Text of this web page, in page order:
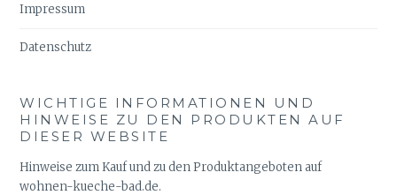
Impressum
Datenschutz
WICHTIGE INFORMATIONEN UND
HINWEISE ZU DEN PRODUKTEN AUF
DIESER WEBSITE
Hinweise zum Kauf und zu den Produktangeboten auf
wohnen-kueche-bad.de.